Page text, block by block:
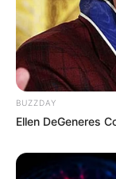
-seefeld.de.
Kilometer
Neuburg an
BUZZDAY
Ellen DeGeneres